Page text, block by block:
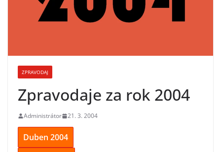
ZPRAVODAJ
Zpravodaje za rok 2004
Administrátor 21. 3. 2004
Duben 2004